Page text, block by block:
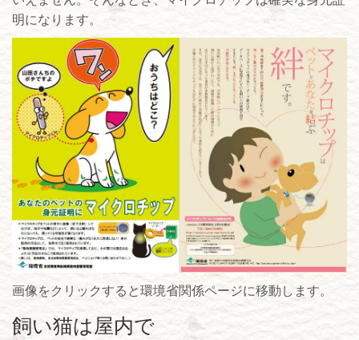
明になります。
画像をクリックすると環境省関係ページに移動します。
飼い猫は屋内で